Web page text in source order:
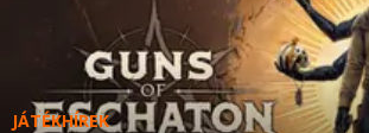
JÁTÉKHÍREK